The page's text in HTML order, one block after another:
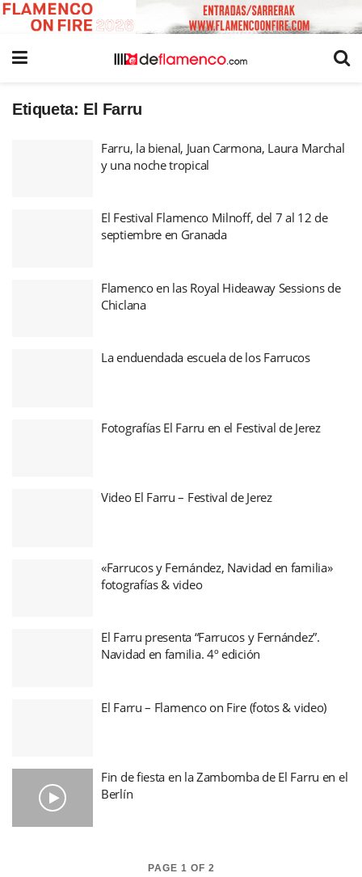
Etiqueta: El Farru
Farru, la bienal, Juan Carmona, Laura Marchal
y una noche tropical
El Festival Flamenco Milnoff, del 7 al 12 de
septiembre en Granada
Flamenco en las Royal Hideaway Sessions de
Chiclana
La enduendada escuela de los Farrucos
Fotografías El Farru en el Festival de Jerez
Video El Farru – Festival de Jerez
«Farrucos y Fernández, Navidad en familia»
fotografías & video
El Farru presenta “Farrucos y Fernández”.
Navidad en familia. 4º edición
El Farru – Flamenco on Fire (fotos & video)
Fin de fiesta en la Zambomba de El Farru en el
Berlín
PAGE 1 OF 2